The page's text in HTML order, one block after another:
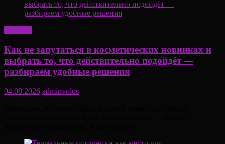
Как не запутаться в косметических новинках и
выбрать то, что действительно подойдёт —
разбираем удобные решения
04.08.2026 adminvolos